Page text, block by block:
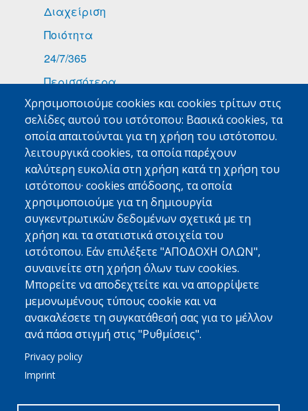
Χρησιμοποιούμε cookies και cookies τρίτων στις
σελίδες αυτού του ιστότοπου: Βασικά cookies, τα
οποία απαιτούνται για τη χρήση του ιστότοπου.
λειτουργικά cookies, τα οποία παρέχουν
καλύτερη ευκολία στη χρήση κατά τη χρήση του
ιστότοπου· cookies απόδοσης, τα οποία
χρησιμοποιούμε για τη δημιουργία
συγκεντρωτικών δεδομένων σχετικά με τη
χρήση και τα στατιστικά στοιχεία του
ιστότοπου. Εάν επιλέξετε "ΑΠΟΔΟΧΗ ΟΛΩΝ",
συναινείτε στη χρήση όλων των cookies.
Μπορείτε να αποδεχτείτε και να απορρίψετε
μεμονωμένους τύπους cookie και να
ανακαλέσετε τη συγκατάθεσή σας για το μέλλον
ανά πάσα στιγμή στις "Ρυθμίσεις".
Privacy policy
Imprint
Διαχείριση
Ποιότητα
24/7/365
Περισσότερα
ΕΙΔΙΚΑ ΦΟΡΤΙΑ
Φάρμακα
Τροφοδοσίες Πλοίων
Εμπορεύματα Υψηλής Αξίας
Περισσότερα
MED FRIGO
Με Μια Ματιά
Φιλοσοφία - Όραμα - Αρχές
Γιατί Να Μας Εμπιστευτείτε
Περισσότερα
ΣΥΝΔΕΘΕΙΤΕ